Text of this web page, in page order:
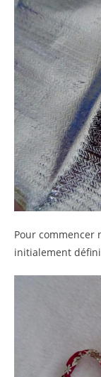
Pour commencer
initialement